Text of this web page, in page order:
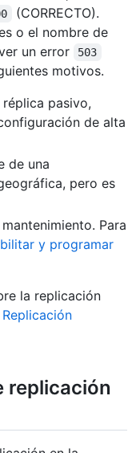
(CORRECTO).
o el nombre de
un error
503
motivos.
pasivo,
de alta
de una
pero es
Para
y programar
la replicación
replicación